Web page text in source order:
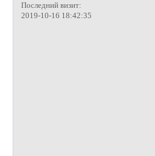
Последний визит:
2019-10-16 18:42:35